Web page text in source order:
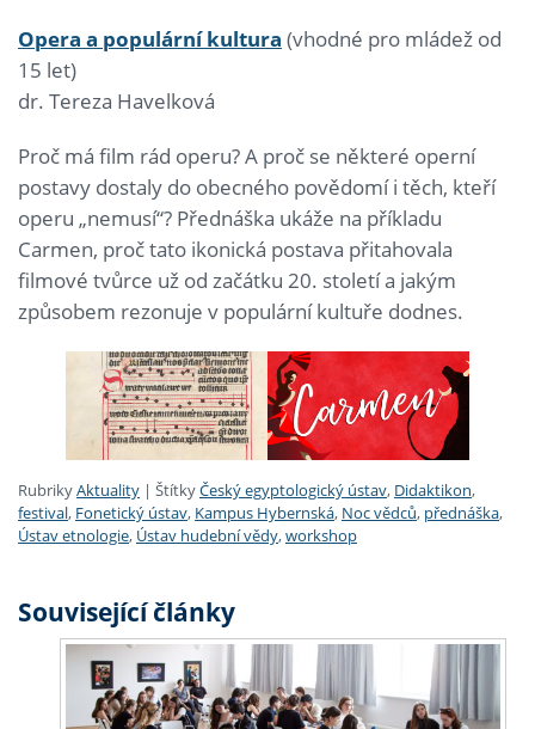
Opera a populární kultura (vhodné pro mládež od
15 let)
dr. Tereza Havelková
Proč má film rád operu? A proč se některé operní
postavy dostaly do obecného povědomí i těch, kteří
operu „nemusí“? Přednáška ukáže na příkladu
Carmen, proč tato ikonická postava přitahovala
filmové tvůrce už od začátku 20. století a jakým
způsobem rezonuje v populární kultuře dodnes.
RubrikyAktuality | ŠtítkyČeský egyptologický ústav, Didaktikon,
festival, Fonetický ústav, Kampus Hybernská, Noc vědců, přednáška,
Ústav etnologie, Ústav hudební vědy,workshop
Související články